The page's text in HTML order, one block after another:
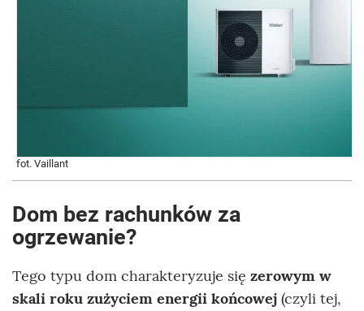
fot. Vaillant
Dom bez rachunków za
ogrzewanie?
Tego typu dom charakteryzuje się zerowym w
skali roku zużyciem energii końcowej (czyli tej,